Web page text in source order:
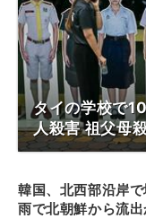
タイの学校で
人殺害 祖父母
韓国、北西部沿岸
雨で北朝鮮から流